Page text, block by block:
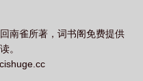
南雀所著，词书阁免费提供
。